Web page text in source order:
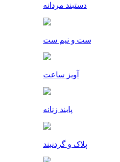
دستبند مردانه
ست و نیم ست
آویز ساعت
پابند زنانه
پلاک و گردنبند